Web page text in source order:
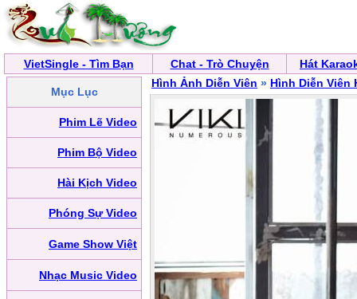
VietSingle - Tìm Bạn Chat - Trò Chuyện Hát
Mục Lục
Phim Lẽ Video
Phim Bộ Video
Hài Kịch Video
Phóng Sự Video
Game Show Việt
Nhạc Music Video
Hình Ảnh Diễn Viên » Hình Diễn Viên